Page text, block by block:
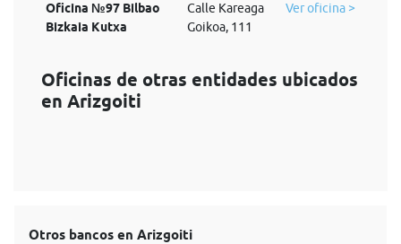
Oficina №97 Bilbao
Bizkaia Kutxa
Calle Kareaga
Goikoa, 111
Ver oficina >
Oficinas de otras entidades ubicados
en Arizgoiti
Otros bancos en Arizgoiti